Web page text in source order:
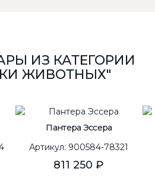
ИЗ КАТЕГОРИИ
ЖИВОТНЫХ"
Пантера Эссера
Артикул: 900584-78321
811 250 ₽